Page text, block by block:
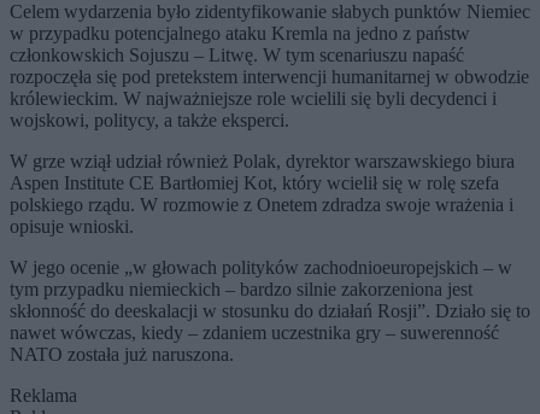
Celem wydarzenia było zidentyfikowanie słabych punktów Niemiec
w przypadku potencjalnego ataku Kremla na jedno z państw
członkowskich Sojuszu – Litwę. W tym scenariuszu napaść
rozpoczęła się pod pretekstem interwencji humanitarnej w obwodzie
królewieckim. W najważniejsze role wcielili się byli decydenci i
wojskowi, politycy, a także eksperci.
W grze wziął udział również Polak, dyrektor warszawskiego biura
Aspen Institute CE Bartłomiej Kot, który wcielił się w rolę szefa
polskiego rządu. W rozmowie z Onetem zdradza swoje wrażenia i
opisuje wnioski.
W jego ocenie „w głowach polityków zachodnioeuropejskich – w
tym przypadku niemieckich – bardzo silnie zakorzeniona jest
skłonność do deeskalacji w stosunku do działań Rosji”. Działo się to
nawet wówczas, kiedy – zdaniem uczestnika gry – suwerenność
NATO została już naruszona.
Reklama